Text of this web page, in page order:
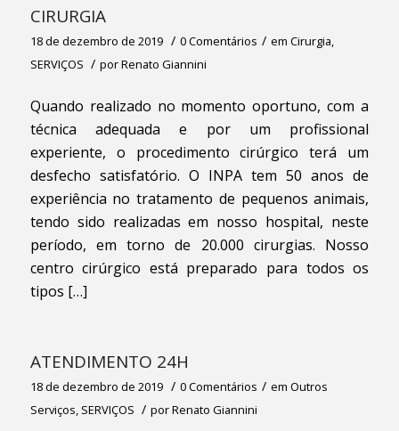
CIRURGIA
18 de dezembro de 2019 / 0 Comentários / em Cirurgia,
SERVIÇOS / porRenato Giannini
Quando realizado no momento oportuno, com a
técnica adequada e por um profissional
experiente, o procedimento cirúrgico terá um
desfecho satisfatório. O INPA tem 50 anos de
experiência no tratamento de pequenos animais,
tendo sido realizadas em nosso hospital, neste
período, em torno de 20.000 cirurgias. Nosso
centro cirúrgico está preparado para todos os
tipos […]
ATENDIMENTO 24H
18 de dezembro de 2019 / 0 Comentários / em Outros
Serviços, SERVIÇOS / porRenato Giannini